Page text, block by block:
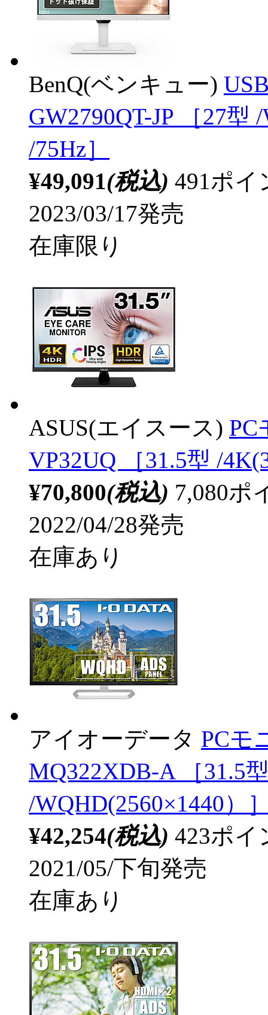
BenQ(ベンキュー)
GW2790QT-JP ［27型
/75Hz］
¥49,091(税込) 491ポ
2023/03/17発売
在庫限り
ASUS(エイスース) PC
VP32UQ ［31.5型 /
¥70,800(税込) 7,080ポ
2022/04/28発売
在庫あり
アイオーデータ PCモ
MQ322XDB-A ［31.5
/WQHD(2560×1440）
¥42,254(税込) 423ポ
2021/05/下旬発売
在庫あり